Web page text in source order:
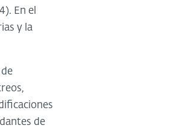
En el
y la
de